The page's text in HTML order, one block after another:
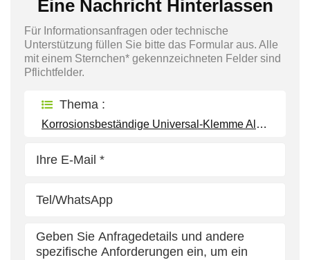
Eine Nachricht Hinterlassen
Für Informationsanfragen oder technische
Unterstützung füllen Sie bitte das Formular aus. Alle
mit einem Sternchen* gekennzeichneten Felder sind
Pflichtfelder.
Thema :
Korrosionsbeständige Universal-Klemme Als Zubehör Für Solarmodulhalterungen